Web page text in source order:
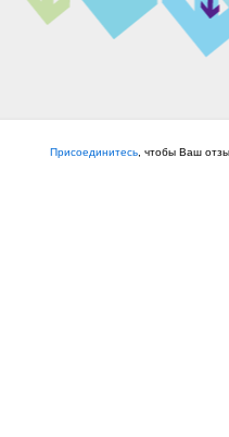
Присоединитесь , чтобы Ваш